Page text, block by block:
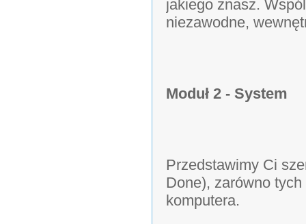
jakiego znasz.
niezawodne,
Moduł 2 - System
Przedstawimy Ci
Done), zarówno
komputera.